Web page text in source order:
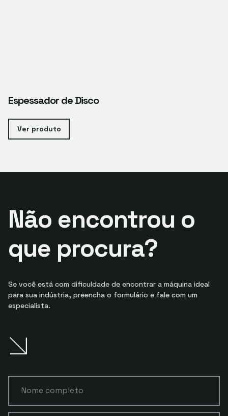
Espessador de Disco
Ver produto
Não encontrou o
que procura?
Se você está com dificuldade de encontrar a máquina ideal
para sua indústria, preencha o formulário e fale com um
especialista.
Nome completo